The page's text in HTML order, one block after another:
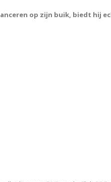
op zijn buik, biedt hij